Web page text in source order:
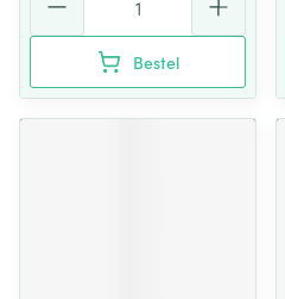
Bestel